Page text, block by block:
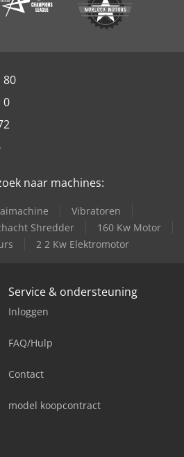
80
0
naar machines:
Vibratoren
Shredder
160 Kw Motor
2 2 Kw Elektromotor
Service & ondersteuning
Inloggen
FAQ/Hulp
Contact
model koopcontract